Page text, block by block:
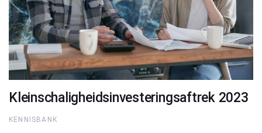
Kleinschaligheidsinvesteringsaftrek 2023
KENNISBANK